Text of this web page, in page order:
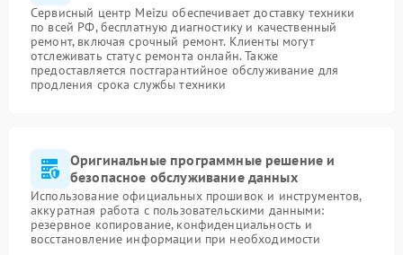
Сервисный центр Meizu обеспечивает доставку техники
по всей РФ, бесплатную диагностику и качественный
ремонт, включая срочный ремонт. Клиенты могут
отслеживать статус ремонта онлайн. Также
предоставляется постгарантийное обслуживание для
продления срока службы техники
Оригинальные программные решение и
безопасное обслуживание данных
Использование официальных прошивок и инструментов,
аккуратная работа с пользовательскими данными:
резервное копирование, конфиденциальность и
восстановление информации при необходимости